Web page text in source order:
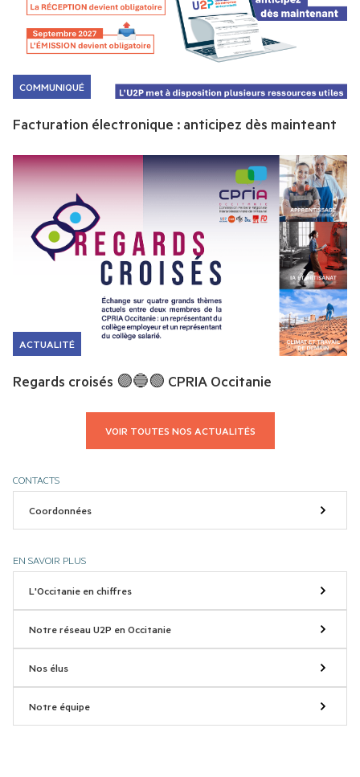
COMMUNIQUÉ
Facturation électronique : anticipez dès mainteant
ACTUALITÉ
Regards croisés 🟣🔵🟢 CPRIA Occitanie
VOIR TOUTES NOS ACTUALITÉS
CONTACTS
Coordonnées
EN SAVOIR PLUS
L'Occitanie en chiffres
Notre réseau U2P en Occitanie
Nos élus
Notre équipe